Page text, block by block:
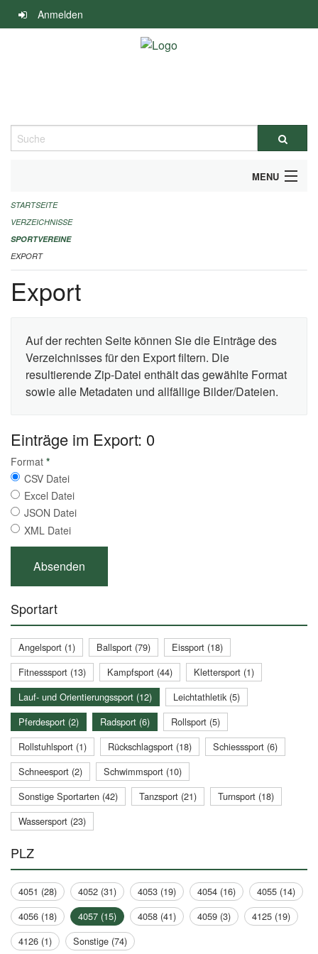
Navigation
überspringen
Anmelden
Suche
MENU
ALLGEMEINE INFORMATIONEN
FINANZIELLE UNTERSTÜTZUNG BENÖTIGT?
KONTAKT
STARTSEITE
VERZEICHNISSE
SPORTVEREINE
EXPORT
Export
Auf der rechten Seite können Sie die Einträge des
Verzeichnisses für den Export filtern. Die
resultierende Zip-Datei enthält das gewählte Format
sowie alle Metadaten und allfällige Bilder/Dateien.
Einträge im Export: 0
Format *
CSV Datei
Excel Datei
JSON Datei
XML Datei
Sportart
Angelsport (1) Ballsport (79)
Eissport (18)
Fitnesssport (13)
Kampfsport (44)
Klettersport (1)
Lauf- und Orientierungssport (12)
Leichtathletik (5)
Pferdesport (2)
Radsport (6)
Rollsport (5)
Rollstuhlsport (1)
Rückschlagsport (18)
Schiesssport (6)
Schneesport (2)
Schwimmsport (10)
Sonstige Sportarten (42)
Tanzsport (21)
Turnsport (18)
Wassersport (23)
PLZ
4051 (28) 4052 (31) 4053 (19) 4054 (16)
4055 (14)
4056 (18)
4057 (15) 4058 (41) 4059 (3)
4125 (19)
4126 (1)
Sonstige (74)